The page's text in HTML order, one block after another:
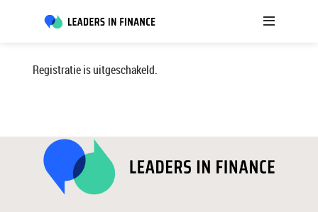
Registratie is uitgeschakeld.